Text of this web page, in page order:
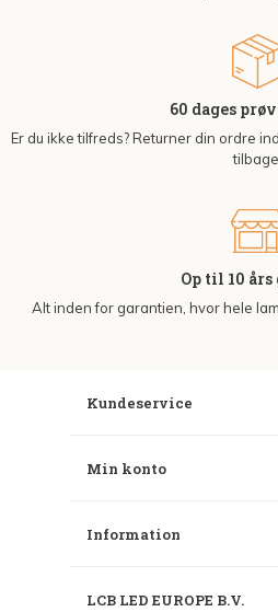
60 dages
Er du ikke tilfreds? Returner din ordre
Op til 10
Alt inden for garantien, hvor hele
Kundeservice
Min konto
Information
LCB LED EUROPE B.V.